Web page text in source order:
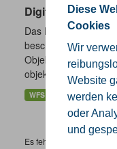
Diese
Cookies
Wir
Website
werden
oder
und
Digitales Basis-
Das Digitale Basis-
beschreibt die
Objekten und stellt
objektbasierten...
WFS WMS
Es fehlen spezifische